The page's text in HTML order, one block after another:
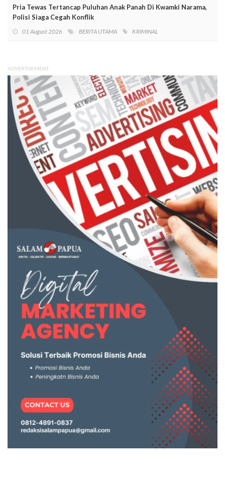
Pria Tewas Tertancap Puluhan Anak Panah Di Kwamki Narama,
Polisi Siaga Cegah Konflik
01 August 2026 BERITA UTAMA KRIMINAL
ADVERTISEMENT